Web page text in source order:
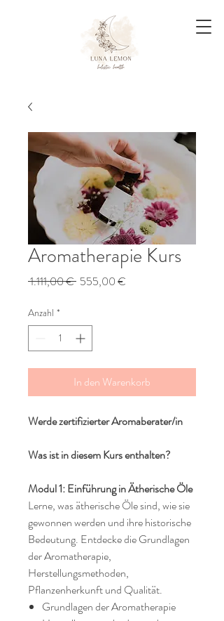
Aromatherapie Kurs
1.111,00 € Standardpreis
555,00 €
Anzahl *
In den Warenkorb
Werde zertifizierter Aromaberater/in
Was ist in diesem Kurs enthalten?
Modul 1: Einführung in Ätherische Öle
Lerne, was ätherische Öle sind, wie sie
gewonnen werden und ihre historische
Bedeutung. Entdecke die Grundlagen
der Aromatherapie,
Herstellungsmethoden,
Pflanzenherkunft und Qualität.
Grundlagen der Aromatherapie